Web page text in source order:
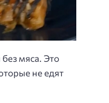
мяса. Это
не едят